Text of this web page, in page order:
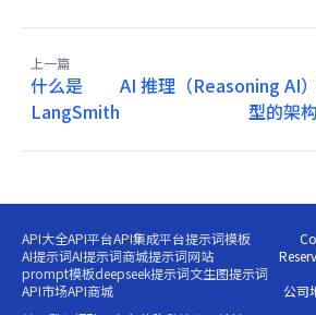
上一篇
什么是
LangSmith
AI 推理（Reasoning AI
型的架
API大全API平台API集成平台提示词模板
AI提示词AI提示词商城提示词网站
prompt模板deepseek提示词文生图提示词
API市场API商城
公司